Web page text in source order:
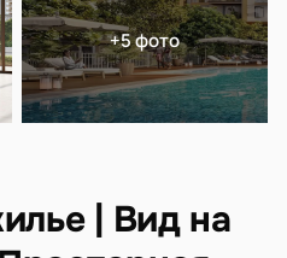
+5 фото
| Вид на